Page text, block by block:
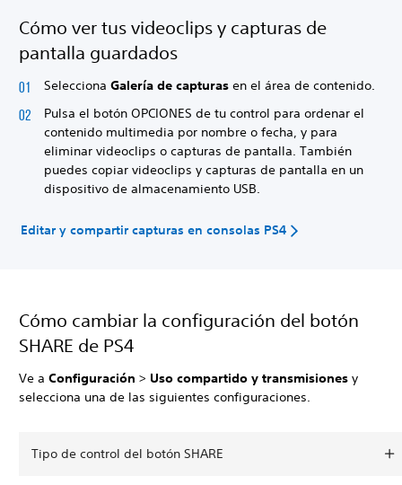
Cómo ver tus videoclips y capturas de
pantalla guardados
Selecciona Galería de capturas en el área de contenido.
Pulsa el botón OPCIONES de tu control para ordenar el
contenido multimedia por nombre o fecha, y para
eliminar videoclips o capturas de pantalla. También
puedes copiar videoclips y capturas de pantalla en un
dispositivo de almacenamiento USB.
Editar y compartir capturas en consolas PS4
Cómo cambiar la configuración del botón
SHARE de PS4
Ve a Configuración > Uso compartido y transmisiones y
selecciona una de las siguientes configuraciones.
Tipo de control del botón SHARE